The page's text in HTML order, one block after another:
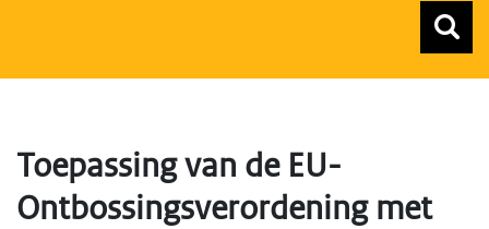
Toepassing van de EU-
Ontbossingsverordening met